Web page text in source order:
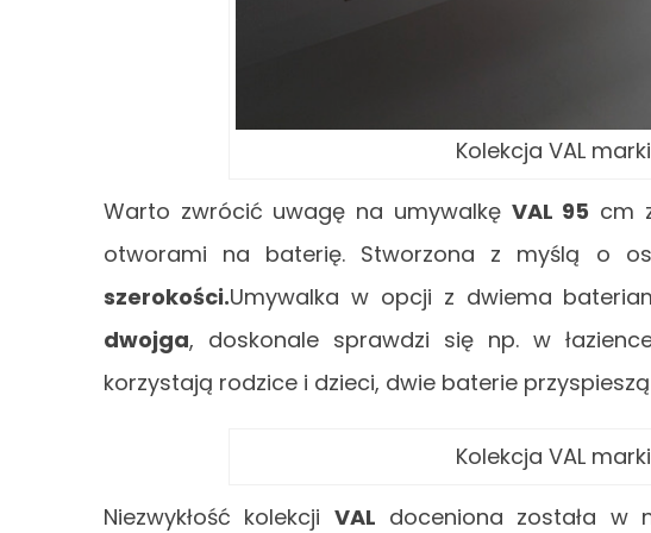
Kolekcja VAL
Warto zwrócić uwagę na umywalkę VAL 95 cm
otworami na baterię. Stworzona z myślą o
szerokości.Umywalka w opcji z dwiema
dwojga, doskonale sprawdzi się np. w
korzystają rodzice i dzieci, dwie baterie
Kolekcja VAL
Niezwykłość kolekcji VAL doceniona została w